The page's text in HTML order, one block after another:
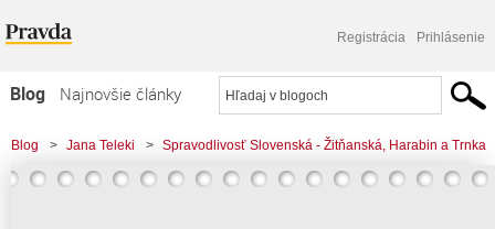
Registrácia Prihlásenie
Blog
Najnovšie články
Najčítanejšie články
Najkomentovanejšie články
Blog > Jana Teleki > Spravodlivosť Slovenská - Žitňanská, Harabin a Trnka